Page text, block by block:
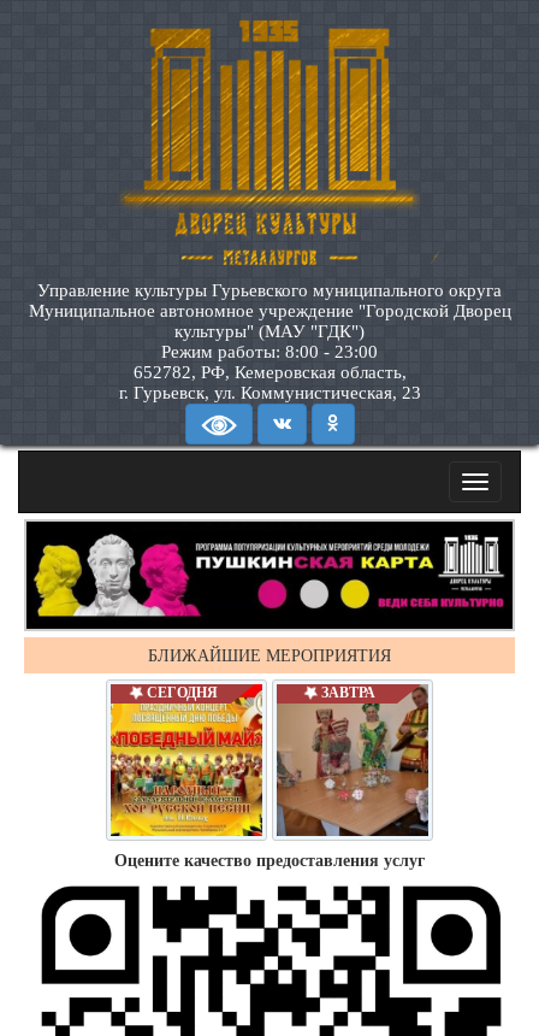
Управление культуры Гурьевского муниципального округа
Муниципальное автономное учреждение "Городской Дворец
культуры" (МАУ "ГДК")
Режим работы: 8:00 - 23:00
652782, РФ, Кемеровская область,
г. Гурьевск, ул. Коммунистическая, 23
Toggle
БЛИЖАЙШИЕ МЕРОПРИЯТИЯ
СЕГОДНЯ ЗАВТРА
Оцените качество предоставления услуг